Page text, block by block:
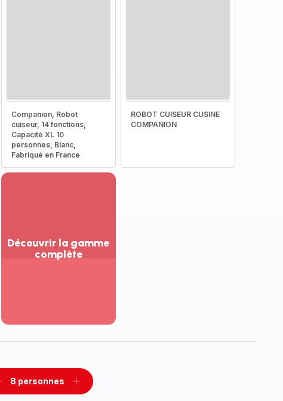
Companion, Robot
cuiseur, 14 fonctions,
Capacité XL 10
personnes, Blanc,
Fabriqué en France
ROBOT CUISEUR CUSINE
COMPANION
Découvrir la gamme
complète
gamme
Supprimer
8 personnes
Ajouter